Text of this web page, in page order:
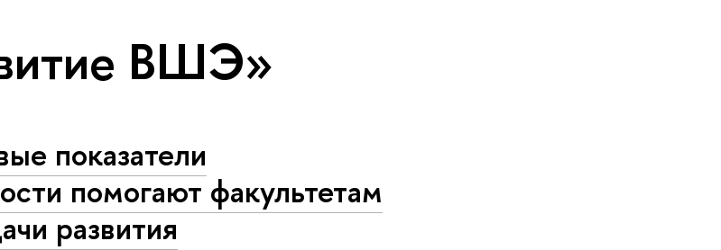
ВШЭ»
показатели
помогают факультетам
развития